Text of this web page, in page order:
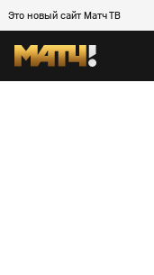
Это новый сайт Матч ТВ